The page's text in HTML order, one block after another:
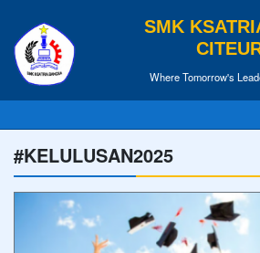
SMK
Where Tomorrow's
#KELULUSAN2025